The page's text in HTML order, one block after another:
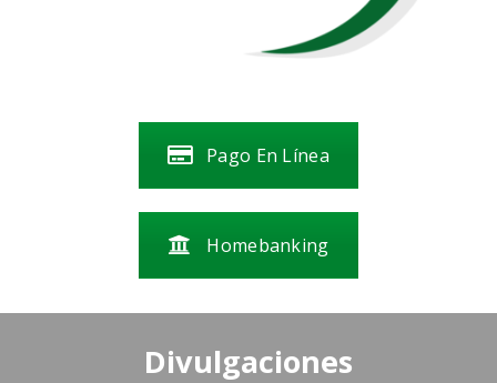
Pago En Línea
Homebanking
Divulgaciones